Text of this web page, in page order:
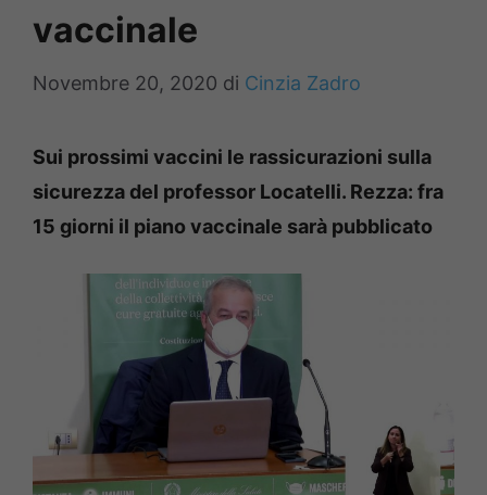
vaccinale
Novembre 20, 2020 di Cinzia Zadro
Sui prossimi vaccini le rassicurazioni sulla
sicurezza del professor Locatelli. Rezza: fra
15 giorni il piano vaccinale sarà pubblicato